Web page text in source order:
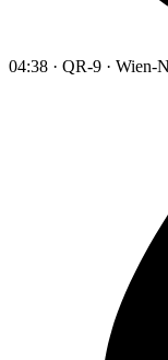
04:38 · QR-9 · Wien-